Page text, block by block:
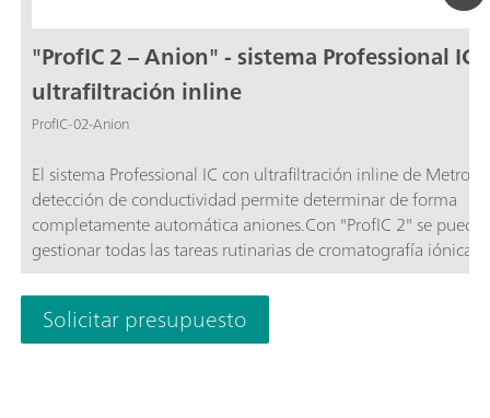
"ProfIC 2 – Anion" - sistema Professional IC
ultrafiltración inline
ProfIC-02-Anion
El sistema Professional IC con ultrafiltración inline de Metrohm y
detección de conductividad permite determinar de forma
completamente automática aniones.Con "ProfIC 2" se
gestionar todas las tareas rutinarias de cromatografía iónica
forma segura. Es fácil de manejar y excepcionalmente
fiable. Esquema
Solicitar presupuesto